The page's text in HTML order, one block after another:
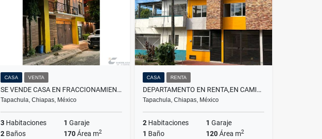
CASA VENTA
SE VENDE CASA EN FRACCIONAMIENTO RINCONADA DEL CARMEN
Tapachula, Chiapas, México
3 Habitaciones 1 Garaje
2 Baños 170Área m2
CASA RENTA
DEPARTAMENTO EN RENTA,EN CAMINO A LA PITA,TAPACHULA
Tapachula, Chiapas, México
2 Habitaciones 1 Garaje
1 Baño 120Área m2